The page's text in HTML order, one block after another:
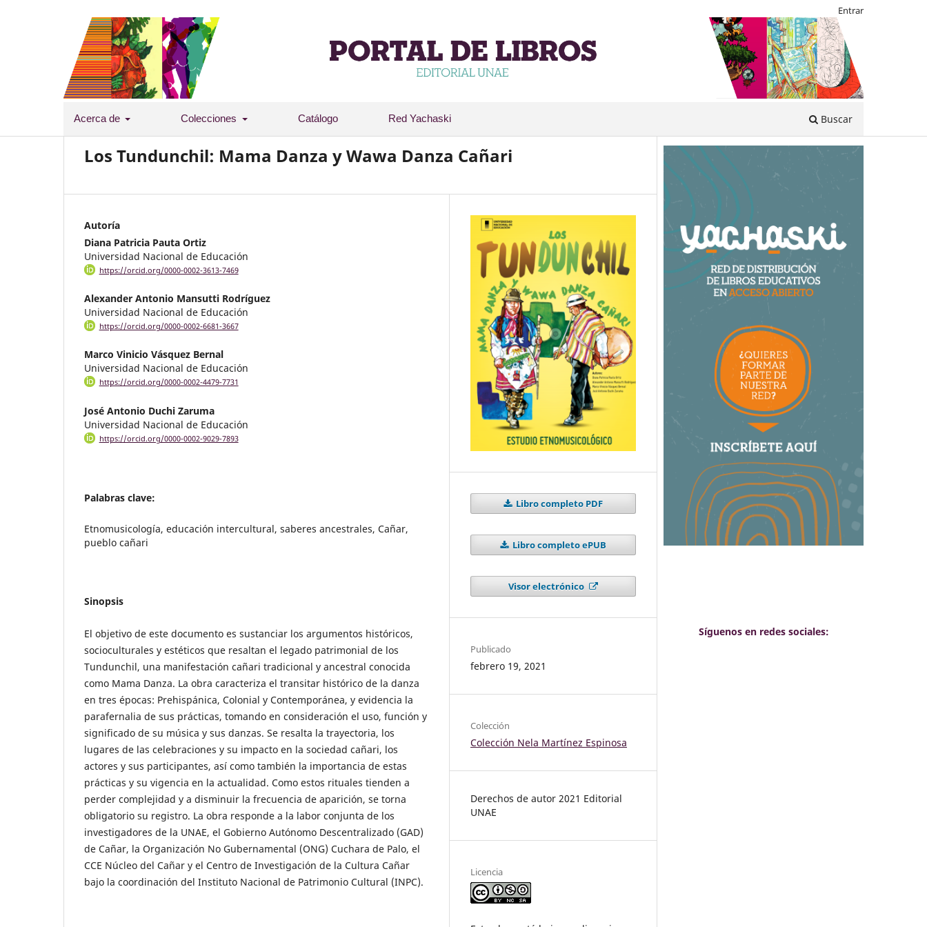
Acerca de Colecciones Catálogo Red Yachaski Buscar
Entrar
Los Tundunchil: Mama Danza y Wawa Danza Cañari
Autoría
Diana Patricia Pauta Ortiz
Universidad Nacional de Educación
https://orcid.org/0000-0002-3613-7469
Alexander Antonio Mansutti Rodríguez
Universidad Nacional de Educación
https://orcid.org/0000-0002-6681-3667
Marco Vinicio Vásquez Bernal
Universidad Nacional de Educación
https://orcid.org/0000-0002-4479-7731
José Antonio Duchi Zaruma
Universidad Nacional de Educación
https://orcid.org/0000-0002-9029-7893
Palabras clave:
Etnomusicología, educación intercultural, saberes ancestrales, Cañar,
pueblo cañari
Sinopsis
El objetivo de este documento es sustanciar los argumentos históricos,
socioculturales y estéticos que resaltan el legado patrimonial de los
Tundunchil, una manifestación cañari tradicional y ancestral conocida
como Mama Danza. La obra caracteriza el transitar histórico de la danza
en tres épocas: Prehispánica, Colonial y Contemporánea, y evidencia la
parafernalia de sus prácticas, tomando en consideración el uso, función y
significado de su música y sus danzas. Se resalta la trayectoria, los
lugares de las celebraciones y su impacto en la sociedad cañari, los
actores y sus participantes, así como también la importancia de estas
prácticas y su vigencia en la actualidad. Como estos rituales tienden a
perder complejidad y a disminuir la frecuencia de aparición, se torna
obligatorio su registro. La obra responde a la labor conjunta de los
investigadores de la UNAE, el Gobierno Autónomo Descentralizado (GAD)
de Cañar, la Organización No Gubernamental (ONG) Cuchara de Palo, el
CCE Núcleo del Cañar y el Centro de Investigación de la Cultura Cañar
bajo la coordinación del Instituto Nacional de Patrimonio Cultural (INPC).
Libro completo PDF
Libro completo ePUB
Visor electrónico
Publicado
febrero 19, 2021
Colección
Colección Nela Martínez Espinosa
Derechos de autor 2021 Editorial
UNAE
Licencia
Síguenos en redes sociales: